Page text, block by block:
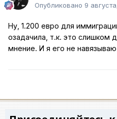
Опубликовано 9
Ну, 1.200 евро для
озадачила, т.к. это слишком
мнение. И я его не